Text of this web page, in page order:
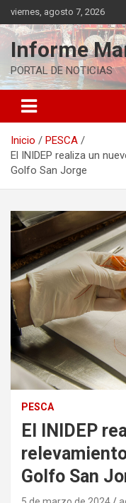
Saltar
al
contenido
viernes, agosto 7, 2026
Informe
PORTAL DE NOTICIAS
Inicio
PESCA
El INIDEP realiza un
Golfo San Jorge
PESCA
El INIDEP
Golfo San